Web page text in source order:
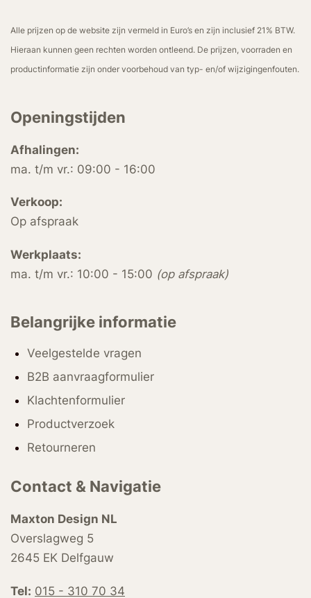
Alle prijzen op de website zijn vermeld in Euro’s en zijn inclusief 21% BTW.
Hieraan kunnen geen rechten worden ontleend. De prijzen, voorraden en
productinformatie zijn onder voorbehoud van typ- en/of wijzigingenfouten.
Openingstijden
Afhalingen:
ma. t/m vr.: 09:00 - 16:00
Verkoop:
Op afspraak
Werkplaats:
ma. t/m vr.: 10:00 - 15:00 (op afspraak)
Belangrijke informatie
Veelgestelde vragen
B2B aanvraagformulier
Klachtenformulier
Productverzoek
Retourneren
Contact & Navigatie
Maxton Design NL
Overslagweg 5
2645 EK Delfgauw
Tel: 015 - 310 70 34